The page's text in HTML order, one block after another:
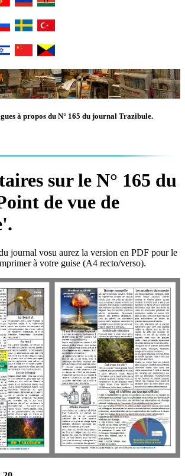
à propos du N° 165 du journal Trazibule.
sur le N° 165 du
de vue de
journal vosu aurez la version en PDF pour le
à votre guise (A4 recto/verso).